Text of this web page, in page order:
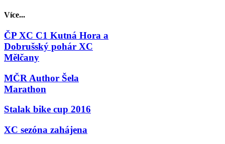
Více...
ČP XC C1 Kutná Hora a
Dobrušský pohár XC
Mělčany
MČR Author Šela
Marathon
Stalak bike cup 2016
XC sezóna zahájena